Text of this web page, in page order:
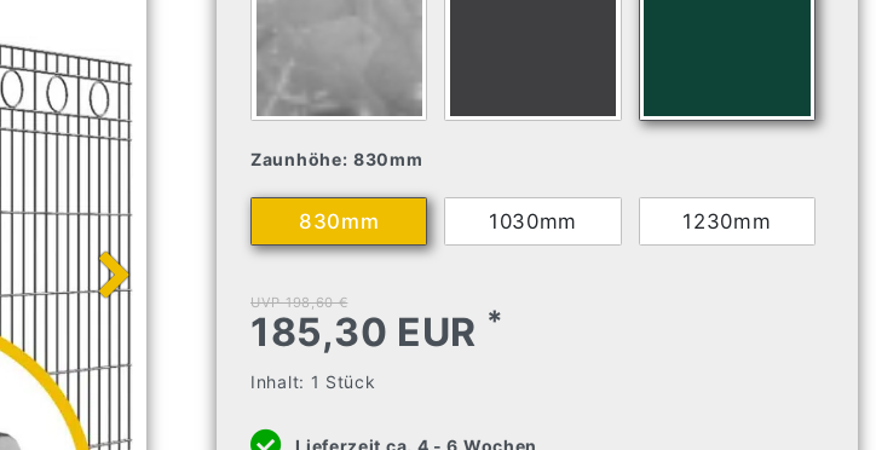
Zaunhöhe: 830mm
830mm 1030mm 1230mm
UVP 198,60 €
185,30 EUR *
Inhalt: 1 Stück
Lieferzeit ca. 4 - 6 Wochen